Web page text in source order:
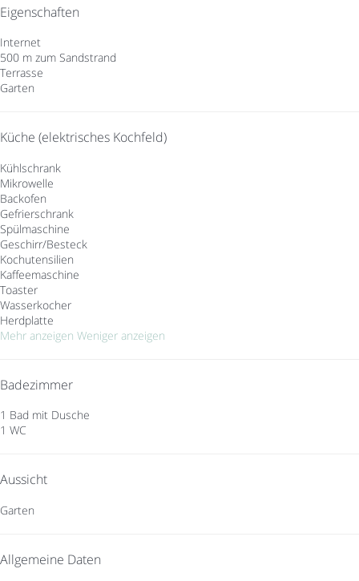
Eigenschaften
Internet
500 m zum Sandstrand
Terrasse
Garten
Küche (elektrisches Kochfeld)
Kühlschrank
Mikrowelle
Backofen
Gefrierschrank
Spülmaschine
Geschirr/Besteck
Kochutensilien
Kaffeemaschine
Toaster
Wasserkocher
Herdplatte
Mehr anzeigen Weniger anzeigen
Badezimmer
1 Bad mit Dusche
1 WC
Aussicht
Garten
Allgemeine Daten